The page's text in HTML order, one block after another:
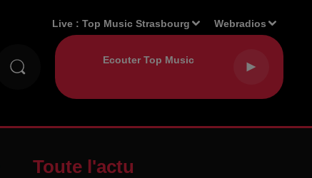
Live :Top Music Strasbourg Webradios
Toute l'actu